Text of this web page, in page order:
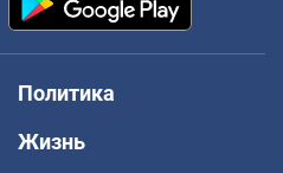
Политика
Жизнь